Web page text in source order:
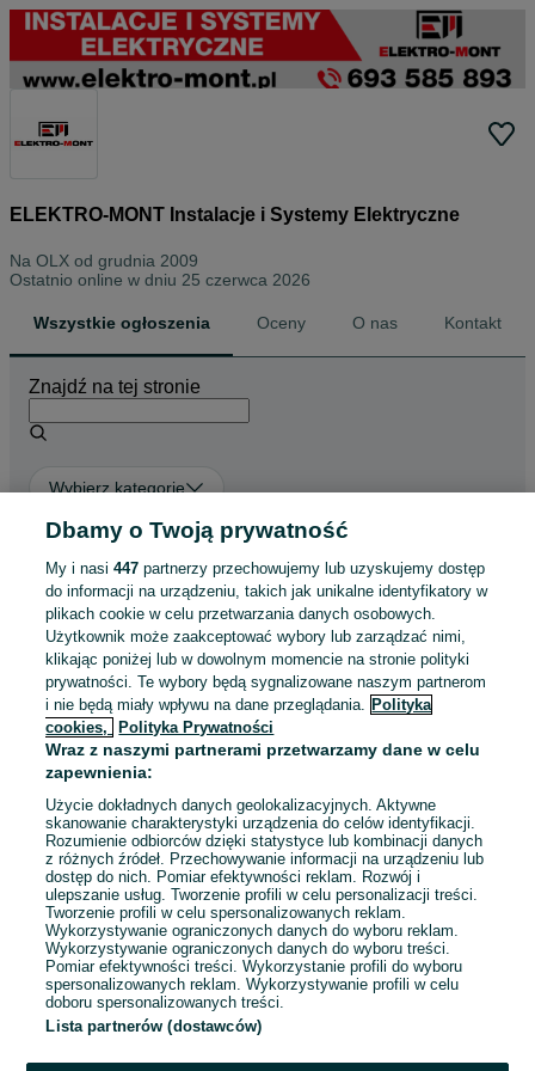
ELEKTRO-MONT Instalacje i Systemy Elektryczne
Na OLX od grudnia 2009
Ostatnio online w dniu 25 czerwca 2026
Wszystkie ogłoszenia Oceny O nas Kontakt
Znajdź na tej stronie
Wybierz kategorię
ZNALEŹLIŚMY 0
Sortowanie Opcje przeglądania
Przepraszamy, nie znaleźliśmy tego,
czego szukasz.
Dbamy o Twoją prywatność
My i nasi447 partnerzy przechowujemy lub uzyskujemy dostęp
do informacji na urządzeniu, takich jak unikalne identyfikatory w
plikach cookie w celu przetwarzania danych osobowych.
Użytkownik może zaakceptować wybory lub zarządzać nimi,
klikając poniżej lub w dowolnym momencie na stronie polityki
prywatności. Te wybory będą sygnalizowane naszym partnerom
i nie będą miały wpływu na dane przeglądania. Polityka
cookies,
Polityka Prywatności
Wraz z naszymi partnerami przetwarzamy dane w celu
zapewnienia:
Użycie dokładnych danych geolokalizacyjnych. Aktywne
skanowanie charakterystyki urządzenia do celów identyfikacji.
Rozumienie odbiorców dzięki statystyce lub kombinacji danych
z różnych źródeł. Przechowywanie informacji na urządzeniu lub
dostęp do nich. Pomiar efektywności reklam. Rozwój i
ulepszanie usług. Tworzenie profili w celu personalizacji treści.
Tworzenie profili w celu spersonalizowanych reklam.
Wykorzystywanie ograniczonych danych do wyboru reklam.
Wykorzystywanie ograniczonych danych do wyboru treści.
Pomiar efektywności treści. Wykorzystanie profili do wyboru
spersonalizowanych reklam. Wykorzystywanie profili w celu
doboru spersonalizowanych treści.
Lista partnerów (dostawców)